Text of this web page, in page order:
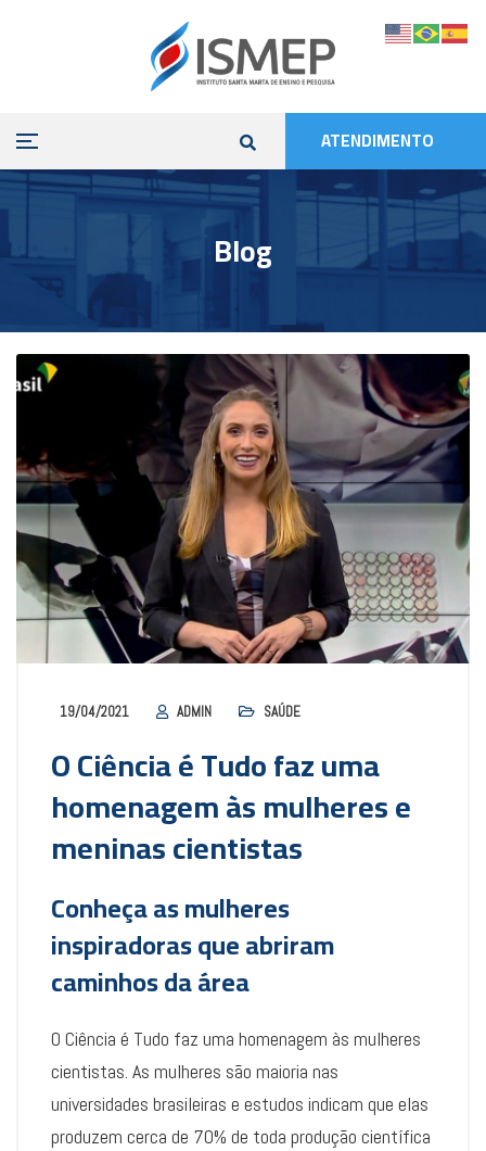
ATENDIMENTO
Blog
19/04/2021 ADMIN SAÚDE
O Ciência é Tudo faz uma
homenagem às mulheres e
meninas cientistas
Conheça as mulheres
inspiradoras que abriram
caminhos da área
O Ciência é Tudo faz uma homenagem às mulheres
cientistas. As mulheres são maioria nas
universidades brasileiras e estudos indicam que elas
produzem cerca de 70% de toda produção científica